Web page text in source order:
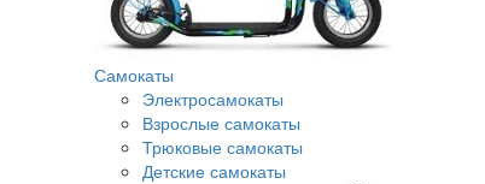
Самокаты
Электросамокаты
Взрослые самокаты
Трюковые самокаты
Детские самокаты